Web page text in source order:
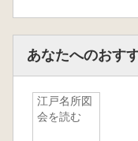
第三節 A家本
おわりに
第六章 継承さ
楽図」
あなたへのおす
江戸名所図
会を読む